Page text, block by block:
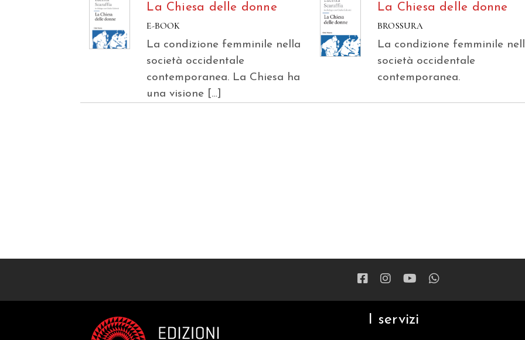
La Chiesa delle donne
E-BOOK
La condizione femminile nella
società occidentale
contemporanea. La Chiesa ha
una visione […]
La Chiesa delle donne
BROSSURA
La condizione femminile
società occidentale
contemporanea.
I servizi